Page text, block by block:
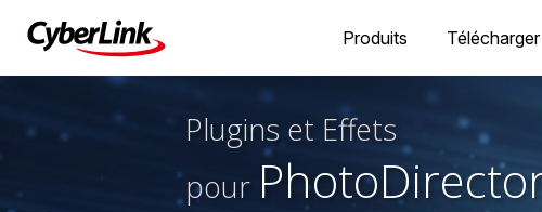
Produits Télécharger
Plugins et Effets
pour